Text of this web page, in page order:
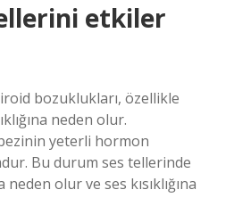
etkiler
bozuklukları, özellikle
neden olur.
yeterli hormon
Bu durum ses tellerinde
olur ve ses kısıklığına